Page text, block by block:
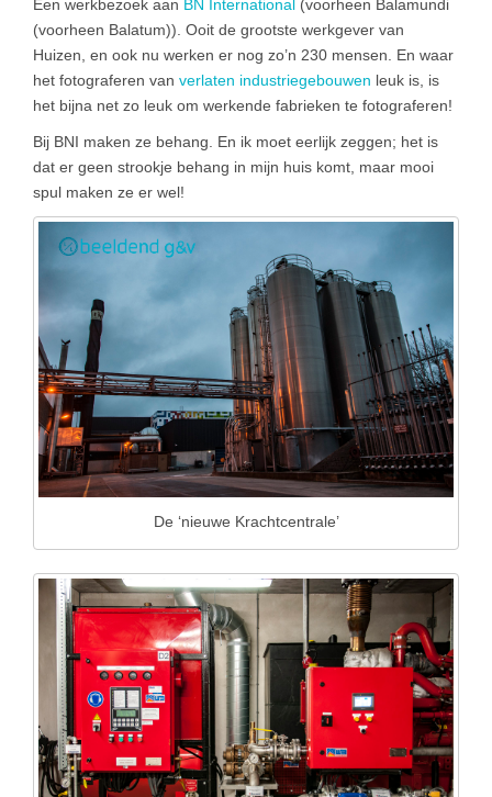
Een werkbezoek aan BN International (voorheen Balamundi
(voorheen Balatum)). Ooit de grootste werkgever van
Huizen, en ook nu werken er nog zo’n 230 mensen. En waar
het fotograferen van verlaten industriegebouwen leuk is, is
het bijna net zo leuk om werkende fabrieken te fotograferen!
Bij BNI maken ze behang. En ik moet eerlijk zeggen; het is
dat er geen strookje behang in mijn huis komt, maar mooi
spul maken ze er wel!
De ‘nieuwe Krachtcentrale’